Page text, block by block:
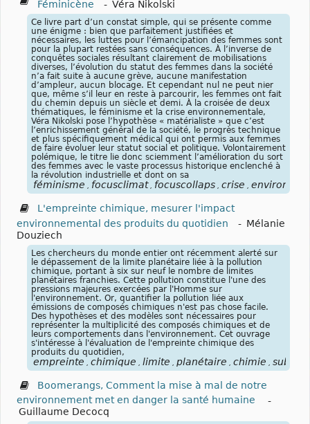
Féminicène - Véra Nikolski
Ce livre part d’un constat simple, qui se présente comme
une énigme : bien que parfaitement justifiées et
nécessaires, les luttes pour l’émancipation des femmes sont
pour la plupart restées sans conséquences. À l’inverse de
conquêtes sociales résultant clairement de mobilisations
diverses, l’évolution du statut des femmes dans la société
n’a fait suite à aucune grève, aucune manifestation
d’ampleur, aucun blocage. Et cependant nul ne peut nier
que, même s’il leur en reste à parcourir, les femmes ont fait
du chemin depuis un siècle et demi. À la croisée de deux
thématiques, le féminisme et la crise environnementale,
Véra Nikolski pose l’hypothèse « matérialiste » que c’est
l’enrichissement général de la société, le progrès technique
et plus spécifiquement médical qui ont permis aux femmes
de faire évoluer leur statut social et politique. Volontairement
polémique, le titre lie donc sciemment l’amélioration du sort
des femmes avec le vaste processus historique enclenché à
la révolution industrielle et dont on sa
féminisme focusclimat focuscollaps crise
L'empreinte chimique, mesurer l'impact
environnemental des produits du quotidien
- Mélanie
Douziech
Les chercheurs du monde entier ont récemment alerté sur
le dépassement de la limite planétaire liée à la pollution
chimique, portant à six sur neuf le nombre de limites
planétaires franchies. Cette pollution constitue l'une des
pressions majeures exercées par l'Homme sur
l'environnement. Or, quantifier la pollution liée aux
émissions de composés chimiques n'est pas chose facile.
Des hypothèses et des modèles sont nécessaires pour
représenter la multiplicité des composés chimiques et de
leurs comportements dans l'environnement. Cet ouvrage
s'intéresse à l'évaluation de l'empreinte chimique des
produits du quotidien,
empreinte chimique limite planétaire chimie
Boomerangs, Comment la mise à mal de notre
environnement met en danger la santé humaine
-
Guillaume Decocq